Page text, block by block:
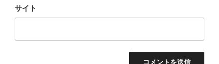
サイト